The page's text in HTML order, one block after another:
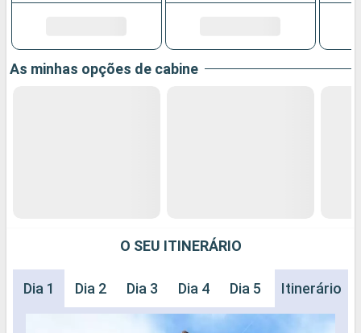
As minhas opções de cabine
O SEU ITINERÁRIO
Dia 1 Dia 2 Dia 3 Dia 4 Dia 5 Dia 6 Dia
Itinerário